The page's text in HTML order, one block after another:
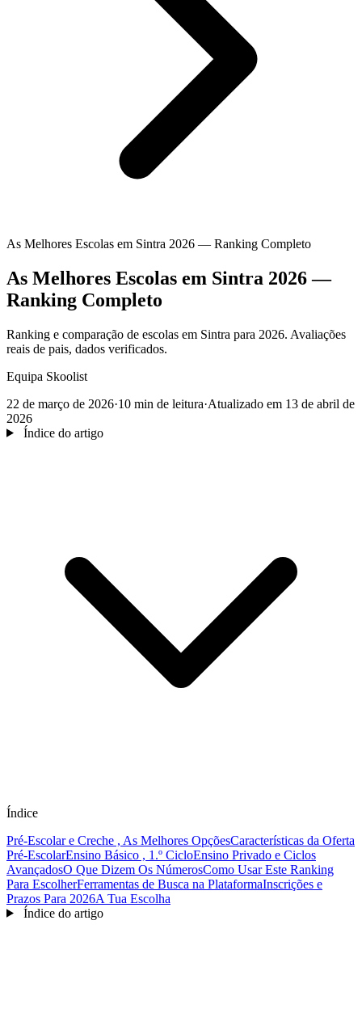
As Melhores Escolas em Sintra 2026 — Ranking Completo
As Melhores Escolas em Sintra 2026 —
Ranking Completo
Ranking e comparação de escolas em Sintra para 2026. Avaliações
reais de pais, dados verificados.
Equipa Skoolist
22 de março de 2026·10 min de leitura·Atualizado em 13 de abril de
2026
Índice do artigo
Índice
Pré-Escolar e Creche , As Melhores OpçõesCaracterísticas da Oferta
Pré-EscolarEnsino Básico , 1.º CicloEnsino Privado e Ciclos
AvançadosO Que Dizem Os NúmerosComo Usar Este Ranking
Para EscolherFerramentas de Busca na PlataformaInscrições e
Prazos Para 2026A Tua Escolha
Índice do artigo